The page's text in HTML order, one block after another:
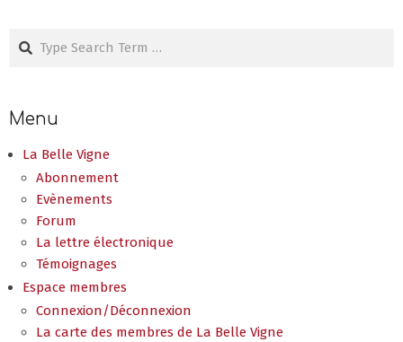
publications
Search
Menu
La Belle Vigne
Abonnement
Evènements
Forum
La lettre électronique
Témoignages
Espace membres
Connexion/Déconnexion
La carte des membres de La Belle Vigne